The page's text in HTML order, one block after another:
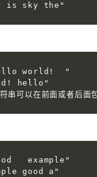
is sky the"
world!  "
hello"
串可以在前面或者后面
example"
good a"